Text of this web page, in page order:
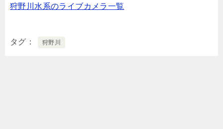
狩野川水系のライブカメラ一覧
タグ 狩野川